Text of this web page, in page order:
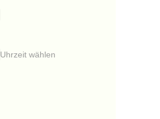
Uhrzeit wählen